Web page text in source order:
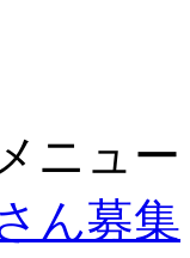
ニュー
ん募集